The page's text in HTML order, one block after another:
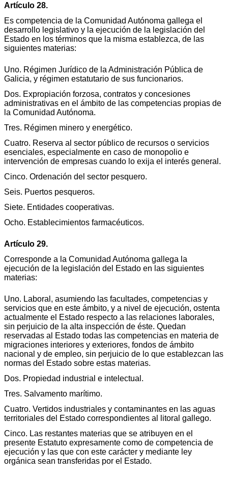
Artículo 28.
Es competencia de la Comunidad Autónoma gallega el
desarrollo legislativo y la ejecución de la legislación del
Estado en los términos que la misma establezca, de las
siguientes materias:
Uno. Régimen Jurídico de la Administración Pública de
Galicia, y régimen estatutario de sus funcionarios.
Dos. Expropiación forzosa, contratos y concesiones
administrativas en el ámbito de las competencias propias de
la Comunidad Autónoma.
Tres. Régimen minero y energético.
Cuatro. Reserva al sector público de recursos o servicios
esenciales, especialmente en caso de monopolio e
intervención de empresas cuando lo exija el interés general.
Cinco. Ordenación del sector pesquero.
Seis. Puertos pesqueros.
Siete. Entidades cooperativas.
Ocho. Establecimientos farmacéuticos.
Artículo 29.
Corresponde a la Comunidad Autónoma gallega la
ejecución de la legislación del Estado en las siguientes
materias:
Uno. Laboral, asumiendo las facultades, competencias y
servicios que en este ámbito, y a nivel de ejecución, ostenta
actualmente el Estado respecto a las relaciones laborales,
sin perjuicio de la alta inspección de éste. Quedan
reservadas al Estado todas las competencias en materia de
migraciones interiores y exteriores, fondos de ámbito
nacional y de empleo, sin perjuicio de lo que establezcan las
normas del Estado sobre estas materias.
Dos. Propiedad industrial e intelectual.
Tres. Salvamento marítimo.
Cuatro. Vertidos industriales y contaminantes en las aguas
territoriales del Estado correspondientes al litoral gallego.
Cinco. Las restantes materias que se atribuyen en el
presente Estatuto expresamente como de competencia de
ejecución y las que con este carácter y mediante ley
orgánica sean transferidas por el Estado.